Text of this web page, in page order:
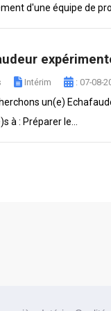
d'une équipe de
Intérim : 07-08-
un(e)
à : Préparer le...